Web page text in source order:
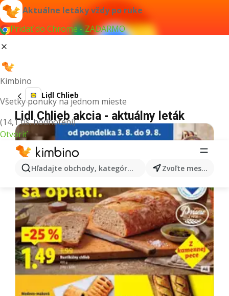
Aktuálne letáky vždy po ruke
Pridať do Chrome - ZADARMO
Kimbino
Všetky ponuky na jednom mieste
(14,1 tis. hodnotení)
Otvoriť
Hľadajte obchody, kategórie, produkty... Zvoľte mesto
Lidl Chlieb
Lidl Chlieb akcia - aktuálny leták